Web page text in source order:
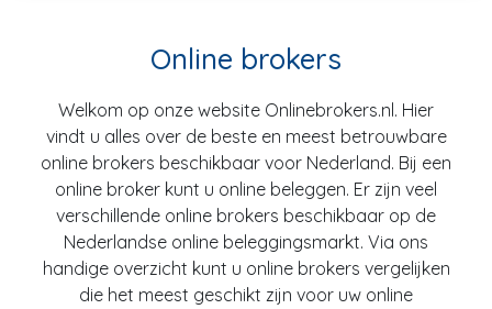
Online brokers
Welkom op onze website Onlinebrokers.nl. Hier
vindt u alles over de beste en meest betrouwbare
online brokers beschikbaar voor Nederland. Bij een
online broker kunt u online beleggen. Er zijn veel
verschillende online brokers beschikbaar op de
Nederlandse online beleggingsmarkt. Via ons
handige overzicht kunt u online brokers vergelijken
die het meest geschikt zijn voor uw online